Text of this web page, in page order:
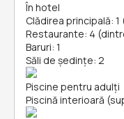
În hotel
Clădirea principală:
Restaurante: 4
Baruri: 1
Săli de ședințe: 2
Piscine pentru adulți
Piscină interioară